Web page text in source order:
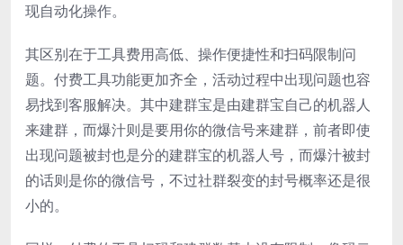
现自动化操作。
其区别在于工具费用高低、操作便捷性和扫码限制问
题。付费工具功能更加齐全，活动过程中出现问题也容
易找到客服解决。其中建群宝是由建群宝自己的机器人
来建群，而爆汁则是要用你的微信号来建群，前者即使
出现问题被封也是分的建群宝的机器人号，而爆汁被封
的话则是你的微信号，不过社群裂变的封号概率还是很
小的。